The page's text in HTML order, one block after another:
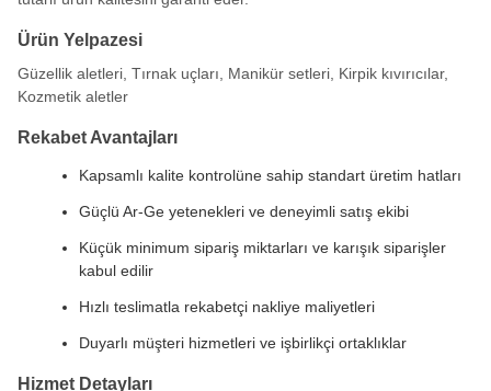
Ürün Yelpazesi
Güzellik aletleri, Tırnak uçları, Manikür setleri, Kirpik kıvırıcılar,
Kozmetik aletler
Rekabet Avantajları
Kapsamlı kalite kontrolüne sahip standart üretim hatları
Güçlü Ar-Ge yetenekleri ve deneyimli satış ekibi
Küçük minimum sipariş miktarları ve karışık siparişler
kabul edilir
Hızlı teslimatla rekabetçi nakliye maliyetleri
Duyarlı müşteri hizmetleri ve işbirlikçi ortaklıklar
Hizmet Detayları